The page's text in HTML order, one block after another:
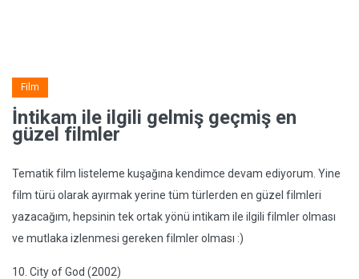
Film
İntikam ile ilgili gelmiş geçmiş en
güzel filmler
Tematik film listeleme kuşağına kendimce devam ediyorum. Yine
film türü olarak ayırmak yerine tüm türlerden en güzel filmleri
yazacağım, hepsinin tek ortak yönü intikam ile ilgili filmler olması
ve mutlaka izlenmesi gereken filmler olması :)
10. City of God (2002)